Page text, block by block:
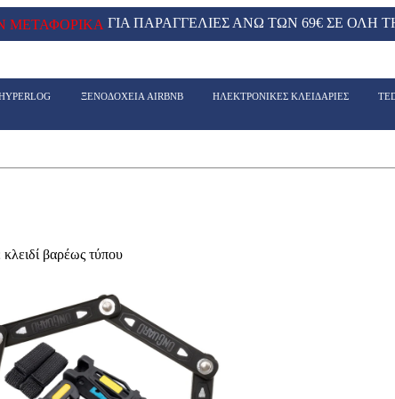
ΜΕΤΑΦΟΡΙΚΑ ΓΙΑ ΠΑΡΑΓΓΕΛΙΕΣ ΑΝΩ ΤΩΝ 69€ ΣΕ ΟΛΗ
ΞΕΝΟΔΟΧΕΙΑ AIRBNB ΗΛΕΚΤΡΟΝΙΚΕΣ ΚΛΕΙΔΑΡΙΕΣ
βαρέως τύπου